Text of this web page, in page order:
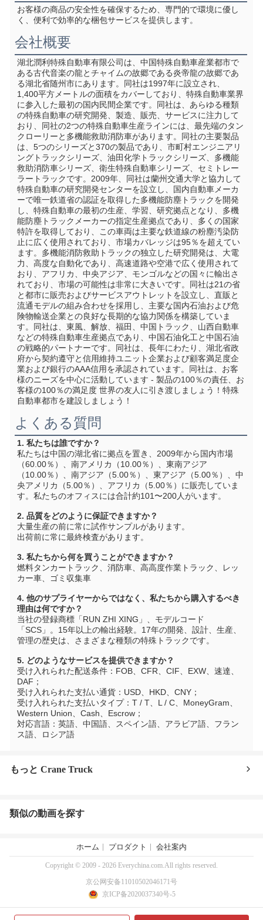
お客様の商品の安全性を確保するため、専門的で環境に優し
く、便利で効率的な梱包サービスを提供します。
会社概要
湖北潤利特殊自動車有限公司は、中国特殊自動車産業都市で
ある古代音楽の龍とチャイムの故郷である炎帝龍の故郷であ
る湖北省随州市にあります。同社は1997年に設立され、
1,400平方メートルの面積をカバーしており、特殊自動車業界
に参入した最初の国内民間企業です。同社は、あらゆる種類
の特殊自動車の研究開発、製造、販売、サービスに注力して
おり、同社の2つの特殊自動車生産ラインには、最先端のタン
クローリーと多機能救助消防車があります。同社の主要製品
は、5つのシリーズと370の製品であり、市町村エンジニアリ
ングトラックシリーズ、油田化学トラックシリーズ、多機能
救助消防車シリーズ、衛生特殊自動車シリーズ、セミトレー
ラートラックです。2009年、同社は蘭州交通大学と協力して
特殊自動車の研究開発センターを設立し、国内自動車メーカ
ーで唯一鉄道省の認証を取得した多機能防塵トラックを開発
し、特殊自動車の最初の生産、学習、研究拠点となり、多機
能防塵トラックメーカーの指定生産拠点であり、多くの国家
特許を取得しており、この車両は主要な鉄道線の粉塵汚染防
止に広く使用されており、市場カバレッジは95％を超えてい
ます。多機能消防救助トラックの独立した研究開発は、大電
力、高度な自動化であり、高速道路や空港で広く使用されて
おり、アフリカ、中央アジア、モンゴルなどの国々に輸出さ
れており、市場の可能性は非常に大きいです。同社は21の省
と都市に販売およびサービスアウトレットを設立し、直販と
流通モデルの組み合わせを採用し、主要な国内石油および危
険物輸送企業との良好な長期的な協力関係を構築していま
す。同社は、東風、解放、福田、中国トラック、山西自動車
などの特殊自動車生産拠点であり、中国石油化工と中国石油
の戦略的パートナーです。同社は、長年にわたり、湖北省政
府から契約遵守と信用維持ユニット企業および顧客満足度企
業および銀行のAAA信用を承認されています。同社は、お客
様のニーズを中心に活動しています - 製品の100％の責任、お
客様の100％の満足度 世界の友人に引き渡しましょう！特殊
自動車都市を建設しましょう！
よくある質問
1. 私たちは誰ですか？
私たちは中国の湖北省に拠点を置き、2009年から国内市場
（60.00％）、南アメリカ（10.00％）、東南アジア
（10.00％）、南アジア（5.00％）、東アジア（5.00％）、中
央アメリカ（5.00％）、アフリカ（5.00％）に販売していま
す。私たちのオフィスには合計約101〜200人がいます。
2. 品質をどのように保証できますか？
大量生産の前に常に試作サンプルがあります。
出荷前に常に最終検査があります。
3. 私たちから何を買うことができますか？
燃料タンカートラック、消防車、高高度作業トラック、レッ
カー車、ゴミ収集車
4. 他のサプライヤーからではなく、私たちから購入するべき
理由は何ですか？
当社の登録商標「RUN ZHI XING」、モデルコード
「SCS」。15年以上の輸出経験。17年の開発、設計、生産、
管理の歴史は、さまざまな種類の特殊トラックです。
5. どのようなサービスを提供できますか？
受け入れられた配送条件：FOB、CFR、CIF、EXW、速達、
DAF；
受け入れられた支払い通貨：USD、HKD、CNY；
受け入れられた支払いタイプ：T / T、L / C、MoneyGram、
Western Union、Cash、Escrow；
対応言語：英語、中国語、スペイン語、アラビア語、フラン
ス語、ロシア語
もっと Crane Truck
類似の動画を探す
ホーム プロダクト 会社案内
Copyright © 2009 - 2026 Everychina.com.All rights reserved.
京公网安备11010502046171号
京ICP备2020037340号-5